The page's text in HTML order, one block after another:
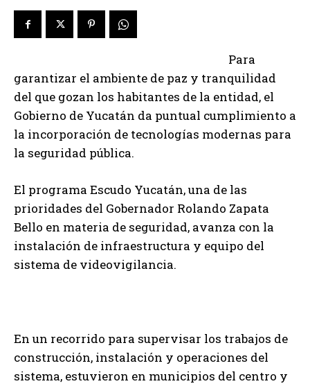
Para
garantizar el ambiente de paz y tranquilidad
del que gozan los habitantes de la entidad, el
Gobierno de Yucatán da puntual cumplimiento a
la incorporación de tecnologías modernas para
la seguridad pública.
El programa Escudo Yucatán, una de las
prioridades del Gobernador Rolando Zapata
Bello en materia de seguridad, avanza con la
instalación de infraestructura y equipo del
sistema de videovigilancia.
En un recorrido para supervisar los trabajos de
construcción, instalación y operaciones del
sistema, estuvieron en municipios del centro y